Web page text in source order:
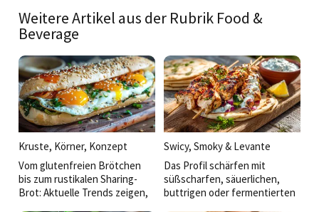
Weitere Artikel aus der Rubrik Food &
Beverage
Kruste, Körner, Konzept
Vom glutenfreien Brötchen
bis zum rustikalen Sharing-
Brot: Aktuelle Trends zeigen,
Swicy, Smoky & Levante
Das Profil schärfen mit
süßscharfen, säuerlichen,
buttrigen oder fermentierten